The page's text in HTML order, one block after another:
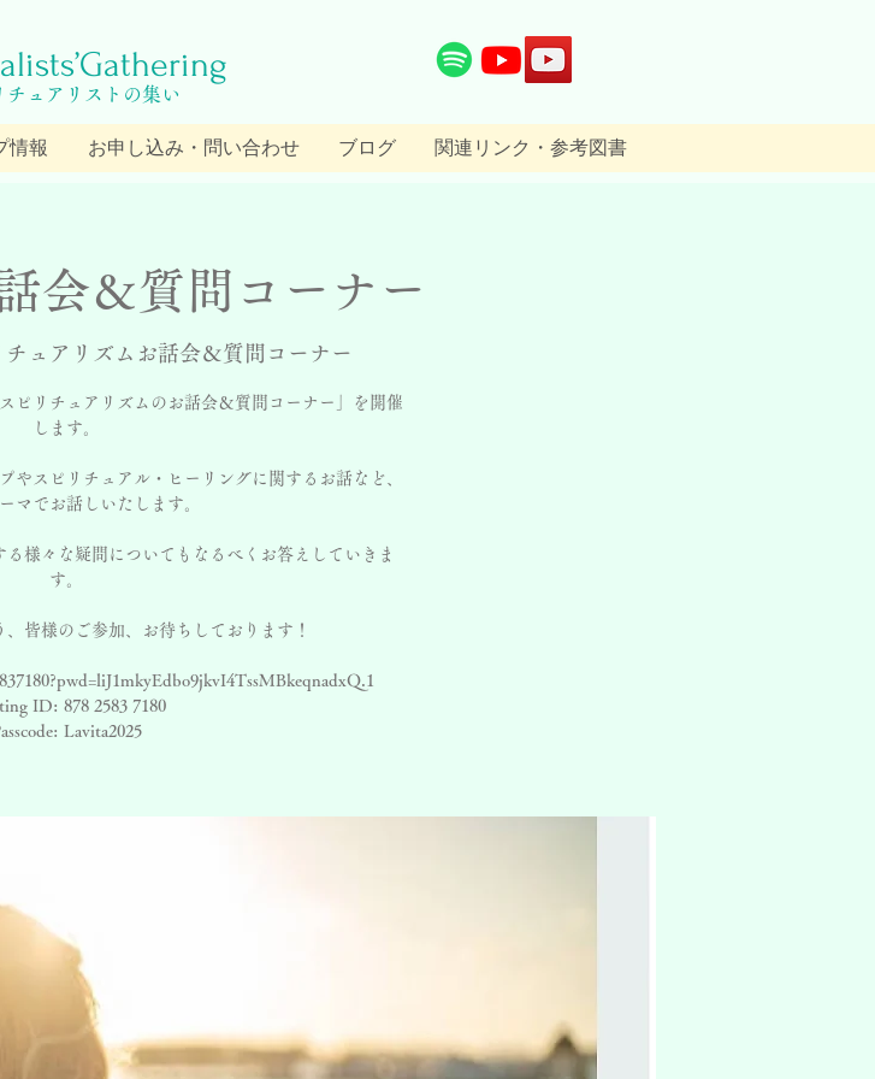
チュアリストの集い
情報 お申し込み・問い合わせ ブログ 関連リンク・参考図書
会＆質問コーナー
チュアリズムお話会＆質問コーナー
ピリチュアリズムのお話会＆質問コーナー」を開催
します。
やスピリチュアル・ヒーリングに関するお話など、
マでお話しいたします。
様々な疑問についてもなるべくお答えしていきま
す。
皆様のご参加、お待ちしております！
ID: 878 2583 7180
Lavita2025